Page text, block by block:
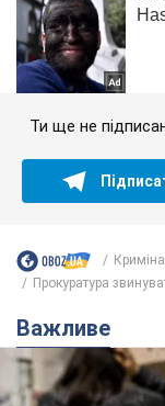
Ти ще не
Прокуратура
Важливе